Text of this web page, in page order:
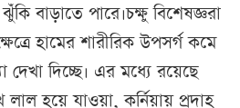
বাড়াতে পারে।চক্ষু বিশেষজ্ঞরা
হামের শারীরিক উপসর্গ কমে
দিচ্ছে। এর মধ্যে রয়েছে
হয়ে যাওয়া, কর্নিয়ায় প্রদাহ